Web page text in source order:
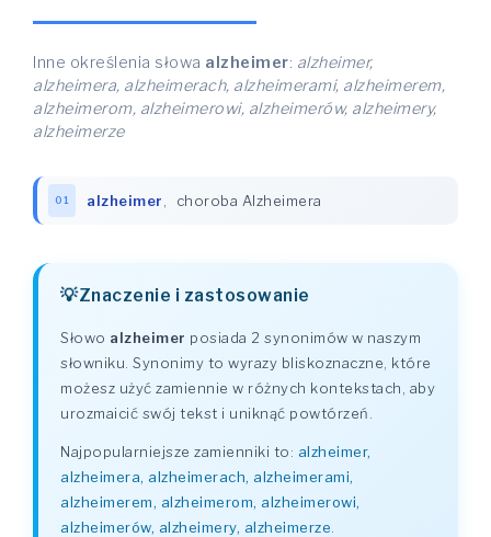
Inne określenia słowa alzheimer: alzheimer,
alzheimera, alzheimerach, alzheimerami, alzheimerem,
alzheimerom, alzheimerowi, alzheimerów, alzheimery,
alzheimerze
01 alzheimer choroba Alzheimera
Znaczenie i zastosowanie
Słowo alzheimer posiada 2 synonimów w naszym
słowniku. Synonimy to wyrazy bliskoznaczne, które
możesz użyć zamiennie w różnych kontekstach, aby
urozmaicić swój tekst i uniknąć powtórzeń.
Najpopularniejsze zamienniki to: alzheimer,
alzheimera, alzheimerach, alzheimerami,
alzheimerem, alzheimerom, alzheimerowi,
alzheimerów, alzheimery, alzheimerze